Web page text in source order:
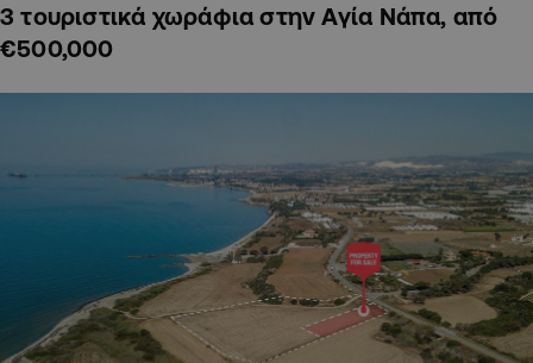
3 τουριστικά χωράφια στην Αγία Νάπα, από
€500,000